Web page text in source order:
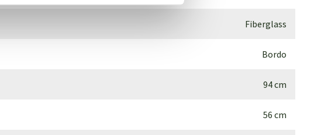
Fiberglass
Bordo
94 cm
56 cm